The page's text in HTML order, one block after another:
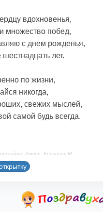
вдохновенья,
множество побед,
с днем рожденья,
лет.
по жизни,
никогда,
свежих мыслей,
самой будь всегда.
сайту. Автор: Берсанов М.